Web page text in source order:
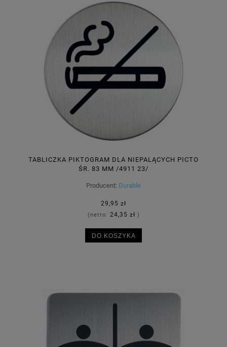
TABLICZKA PIKTOGRAM DLA NIEPALĄCYCH PICTO
ŚR. 83 MM /4911 23/
Producent: Durable
29,95 zł
(netto: 24,35 zł )
DO KOSZYKA